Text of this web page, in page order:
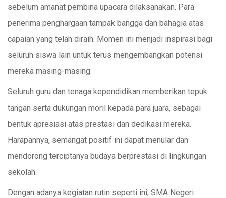
sebelum amanat pembina upacara dilaksanakan. Para
penerima penghargaan tampak bangga dan bahagia atas
capaian yang telah diraih. Momen ini menjadi inspirasi bagi
seluruh siswa lain untuk terus mengembangkan potensi
mereka masing-masing.
Seluruh guru dan tenaga kependidikan memberikan tepuk
tangan serta dukungan moril kepada para juara, sebagai
bentuk apresiasi atas prestasi dan dedikasi mereka.
Harapannya, semangat positif ini dapat menular dan
mendorong terciptanya budaya berprestasi di lingkungan
sekolah.
Dengan adanya kegiatan rutin seperti ini, SMA Negeri